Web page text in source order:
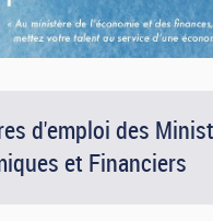
d'emploi des
et Financiers